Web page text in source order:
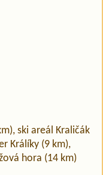
ski areál Kraličák
Králíky (9 km),
hora (14 km)